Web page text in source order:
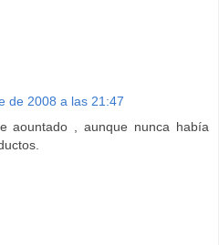
de 2008 a las 21:47
aountado , aunque nunca había